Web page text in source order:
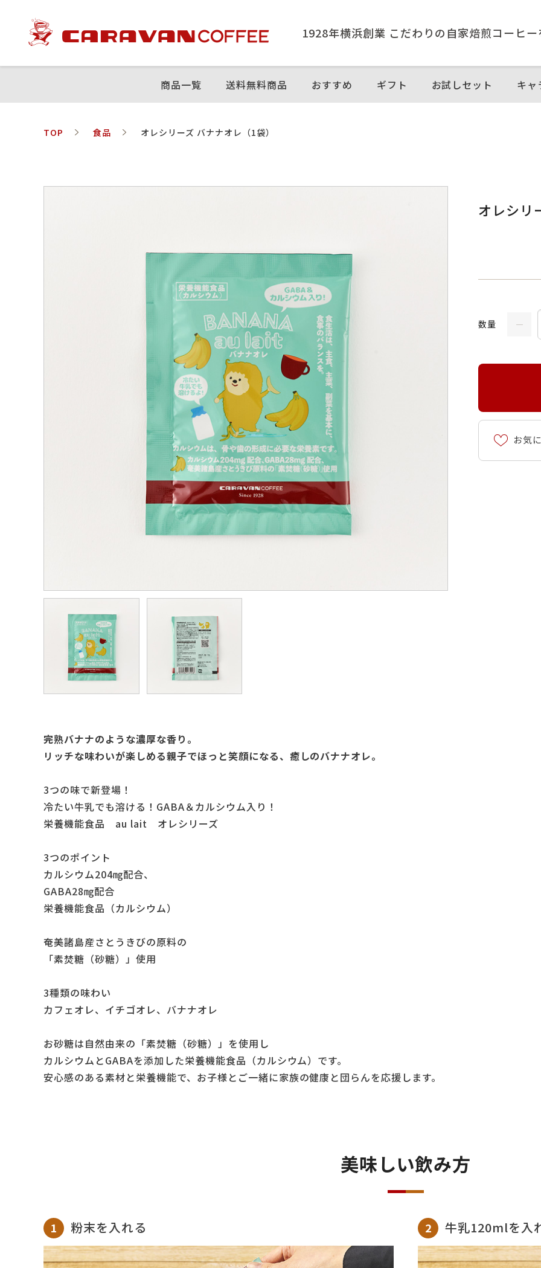
1928年横浜創業 こだわりの⾃家焙煎コーヒ
商品⼀覧 送料無料商品 おすすめ ギフト お試しセット キャ
TOP 食品 オレシリーズ バナナオレ（1袋）
オレシリ
数量
お気
完熟バナナのような濃厚な香り。
リッチな味わいが楽しめる親子でほっと笑顔になる、癒しのバナナオレ。
3つの味で新登場！
冷たい牛乳でも溶ける！GABA＆カルシウム入り！
栄養機能食品 au lait オレシリーズ
3つのポイント
カルシウム204㎎配合、
GABA28㎎配合
栄養機能食品（カルシウム）
奄美諸島産さとうきびの原料の
「素焚糖（砂糖）」使用
3種類の味わい
カフェオレ、イチゴオレ、バナナオレ
お砂糖は自然由来の「素焚糖（砂糖）」を使用し
カルシウムとGABAを添加した栄養機能食品（カルシウム）です。
安心感のある素材と栄養機能で、お子様とご一緒に家族の健康と団らんを応援します。
美味しい飲み方
粉末を入れる 牛乳120mlを入